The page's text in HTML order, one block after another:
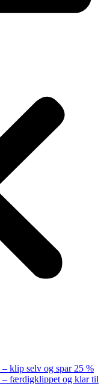
klip selv og spar 25 %
– færdigklippet og klar til